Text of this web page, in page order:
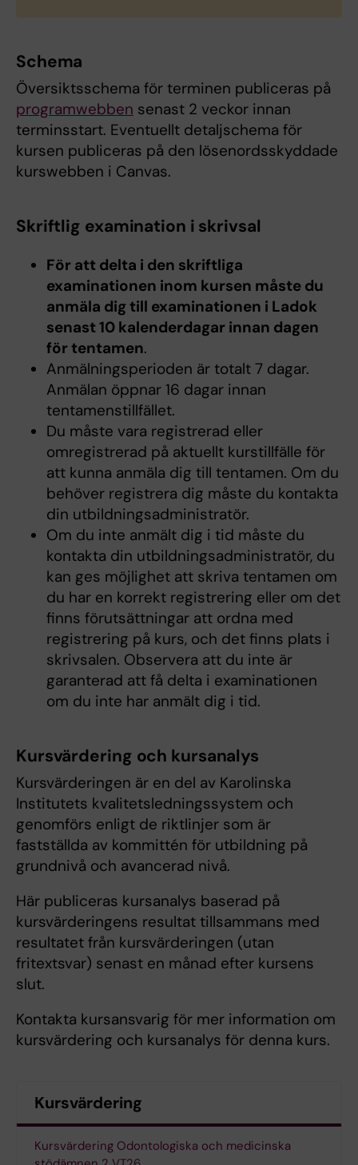
Schema
Översiktsschema för terminen publiceras på
programwebben senast 2 veckor innan
terminsstart. Eventuellt detaljschema för
kursen publiceras på den lösenordsskyddade
kurswebben i Canvas.
Skriftlig examination i skrivsal
För att delta i den skriftliga
examinationen inom kursen måste du
anmäla dig till examinationen i Ladok
senast 10 kalenderdagar innan dagen
för tentamen.
Anmälningsperioden är totalt 7 dagar.
Anmälan öppnar 16 dagar innan
tentamenstillfället.
Du måste vara registrerad eller
omregistrerad på aktuellt kurstillfälle för
att kunna anmäla dig till tentamen. Om du
behöver registrera dig måste du kontakta
din utbildningsadministratör.
Om du inte anmält dig i tid måste du
kontakta din utbildningsadministratör, du
kan ges möjlighet att skriva tentamen om
du har en korrekt registrering eller om det
finns förutsättningar att ordna med
registrering på kurs, och det finns plats i
skrivsalen. Observera att du inte är
garanterad att få delta i examinationen
om du inte har anmält dig i tid.
Kursvärdering och kursanalys
Kursvärderingen är en del av Karolinska
Institutets kvalitetsledningssystem och
genomförs enligt de riktlinjer som är
fastställda av kommittén för utbildning på
grundnivå och avancerad nivå.
Här publiceras kursanalys baserad på
kursvärderingens resultat tillsammans med
resultatet från kursvärderingen (utan
fritextsvar) senast en månad efter kursens
slut.
Kontakta kursansvarig för mer information om
kursvärdering och kursanalys för denna kurs.
Kursvärdering
Kursvärdering Odontologiska och medicinska